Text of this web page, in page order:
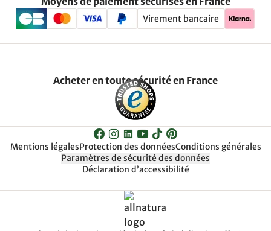
Virement bancaire
Acheter en toute sécurité en France
Mentions légalesProtection des donnéesConditions générales
Paramètres de sécurité des données
Déclaration d’accessibilité